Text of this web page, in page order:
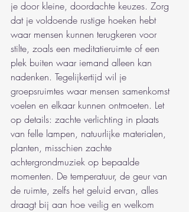
je door kleine, doordachte keuzes. Zorg
dat je voldoende rustige hoeken hebt
waar mensen kunnen terugkeren voor
stilte, zoals een meditatieruimte of een
plek buiten waar iemand alleen kan
nadenken. Tegelijkertijd wil je
groepsruimtes waar mensen samenkomst
voelen en elkaar kunnen ontmoeten. Let
op details: zachte verlichting in plaats
van felle lampen, natuurlijke materialen,
planten, misschien zachte
achtergrondmuziek op bepaalde
momenten. De temperatuur, de geur van
de ruimte, zelfs het geluid ervan, alles
draagt bij aan hoe veilig en welkom